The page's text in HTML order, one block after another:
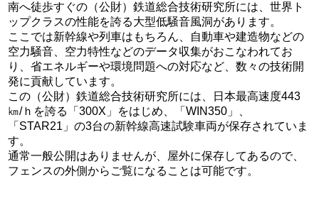
南へ徒歩すぐの（公財）鉄道総合技術研究所には、世界ト
ップクラスの性能を誇る大型低騒音風洞があります。
ここでは新幹線や列車はもちろん、自動車や建造物などの
空力騒音、空力特性などのデータ収集がおこなわれてお
り、省エネルギーや環境問題への対応など、数々の技術開
発に貢献しています。
この（公財）鉄道総合技術研究所には、日本最高速度443
㎞/ｈを誇る「300X」をはじめ、「WIN350」、
「STAR21」の3台の新幹線高速試験車両が保存されていま
す。
通常一般公開はありませんが、屋外に保存してあるので、
フェンスの外側からご覧になることは可能です。